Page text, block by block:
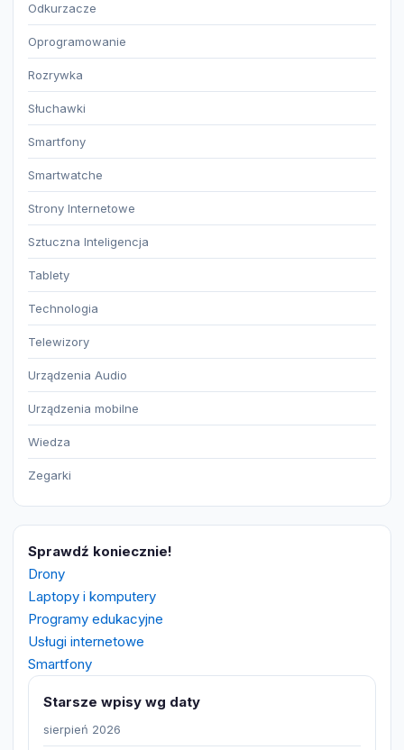
Odkurzacze
Oprogramowanie
Rozrywka
Słuchawki
Smartfony
Smartwatche
Strony Internetowe
Sztuczna Inteligencja
Tablety
Technologia
Telewizory
Urządzenia Audio
Urządzenia mobilne
Wiedza
Zegarki
Sprawdź koniecznie!
Drony
Laptopy i komputery
Programy edukacyjne
Usługi internetowe
Smartfony
Starsze wpisy wg daty
sierpień 2026